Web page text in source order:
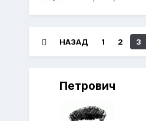
НАЗАД 1 2 3
Петрович